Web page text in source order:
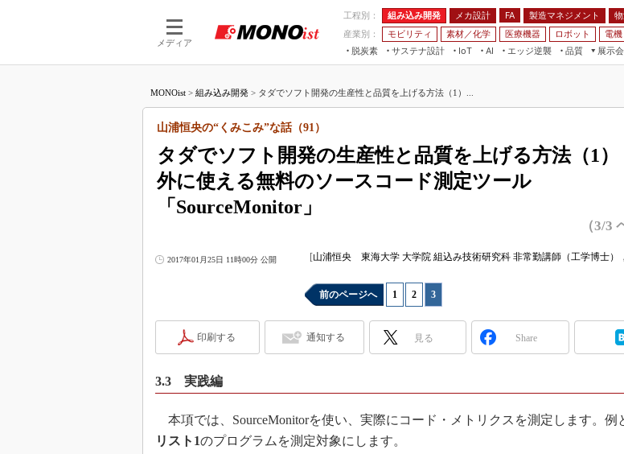
メディア
工程別： 組み込み開発 メカ設計 FA 製造マネジメント
産業別：
モビリティ 素材／化学 医療機器 ロボット 電機
脱炭素
サステナ設計
IoT
つながる工場
AI
AI×設備保全
エッジ逆襲 品質
展示会
JIMTOF
IIFES
国際ロボット展
人テク展
日本ものづくりワールド
AUTOMOTIVE WORLD
VR／AR
フィールドサービス
無償設計ツール
デジタルツインとCAE
S＆OP
FA
MONOist > 組み込み開発 > タダでソフト開発の生産性と品質を上げる方法（1）...
タダでソフト開発の生産性と品質を上げる方法（1）
外に使える無料のソースコード測定ツール
「SourceMonitor」
山浦恒央の“くみこみ”な話（91）
（3/3
2017年01月25日 11時00分 公開 [山浦恒央 東海大学 大学院 組込み技術研究科 非常勤講師（工学博士） ，
前のページへ 1 2 3
印刷する 通知する 見る Share
3.3 実践編
本項では、SourceMonitorを使い、実際にコード・メトリクスを測定します。例
リスト1のプログラムを測定対象にします。